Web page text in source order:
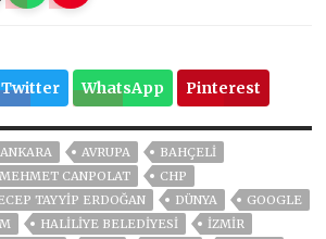
Twitter WhatsApp Pinterest
ANKARA AVRUPA
BAHÇELİ
CANPOLAT
CHP
TAYYIP ERDOĞAN
DÜNYA
GOOGLE
HALİLİYE BELEDİYESİ
İZMIR